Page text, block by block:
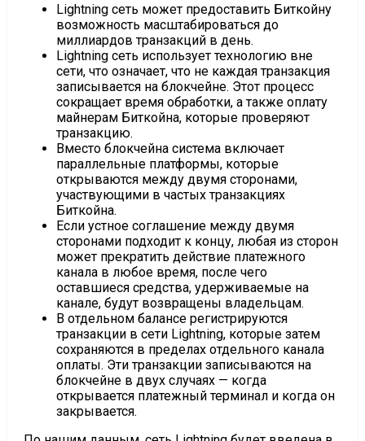
Lightning сеть может предоставить Биткойну
возможность масштабироваться до
миллиардов транзакций в день.
Lightning сеть использует технологию вне
сети, что означает, что не каждая транзакция
записывается на блокчейне. Этот процесс
сокращает время обработки, а также оплату
майнерам Биткойна, которые проверяют
транзакцию.
Вместо блокчейна система включает
параллельные платформы, которые
открываются между двумя сторонами,
участвующими в частых транзакциях
Биткойна.
Если устное соглашение между двумя
сторонами подходит к концу, любая из сторон
может прекратить действие платежного
канала в любое время, после чего
оставшиеся средства, удерживаемые на
канале, будут возвращены владельцам.
В отдельном балансе регистрируются
транзакции в сети Lightning, которые затем
сохраняются в пределах отдельного канала
оплаты. Эти транзакции записываются на
блокчейне в двух случаях — когда
открывается платежный терминал и когда он
закрывается.